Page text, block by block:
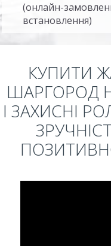
(онлайн-
встановлення)
КУПИТИ
ШАРГОРОД
І ЗАХИСНІ